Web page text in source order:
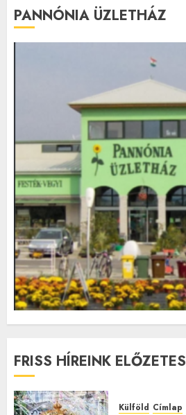
PANNÓNIA ÜZLETHÁZ
FRISS HÍREINK ELŐZETES
Külföld Címlap